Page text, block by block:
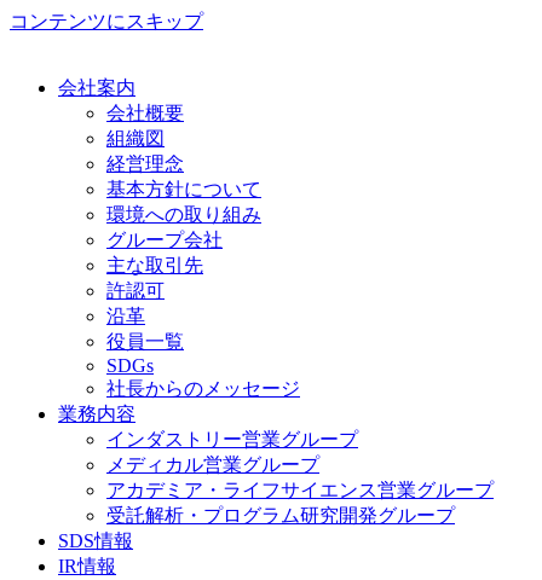
コンテンツにスキップ
会社案内
会社概要
組織図
経営理念
基本方針について
環境への取り組み
グループ会社
主な取引先
許認可
沿革
役員一覧
SDGs
社長からのメッセージ
業務内容
インダストリー営業グループ
メディカル営業グループ
アカデミア・ライフサイエンス営業グループ
受託解析・プログラム研究開発グループ
SDS情報
IR情報